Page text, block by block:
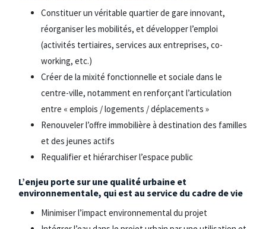
Constituer un véritable quartier de gare innovant,
réorganiser les mobilités, et développer l’emploi
(activités tertiaires, services aux entreprises, co-
working, etc.)
Créer de la mixité fonctionnelle et sociale dans le
centre-ville, notamment en renforçant l’articulation
entre « emplois / logements / déplacements »
Renouveler l’offre immobilière à destination des familles
et des jeunes actifs
Requalifier et hiérarchiser l’espace public
L’enjeu porte sur une qualité urbaine et
environnementale, qui est au service du cadre de vie
Minimiser l’impact environnemental du projet